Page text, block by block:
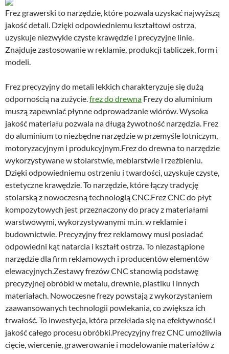
Frez grawerski to narzędzie, które pozwala uzyskać najwyższą
jakość detali. Dzięki odpowiedniemu kształtowi ostrza,
uzyskuje niezwykle czyste krawędzie i precyzyjne linie.
Znajduje zastosowanie w reklamie, produkcji tabliczek, form i
modeli.
Frez precyzyjny do metali lekkich charakteryzuje się dużą
odpornością na zużycie.frez do drewna Frezy do aluminium
muszą zapewniać płynne odprowadzanie wiórów. Wysoka
jakość materiału pozwala na długą żywotność narzędzia. Frez
do aluminium to niezbędne narzędzie w przemyśle lotniczym,
motoryzacyjnym i produkcyjnym.Frez do drewna to narzędzie
wykorzystywane w stolarstwie, meblarstwie i rzeźbieniu.
Dzięki odpowiedniemu ostrzeniu i twardości, uzyskuje czyste,
estetyczne krawędzie. To narzędzie, które łączy tradycję
stolarską z nowoczesną technologią CNC.Frez CNC do płyt
kompozytowych jest przeznaczony do pracy z materiałami
warstwowymi, wykorzystywanymi m.in. w reklamie i
budownictwie. Precyzyjny frez reklamowy musi posiadać
odpowiedni kąt natarcia i kształt ostrza. To niezastąpione
narzędzie dla firm reklamowych i producentów elementów
elewacyjnych.Zestawy frezów CNC stanowią podstawę
precyzyjnej obróbki w metalu, drewnie, plastiku i innych
materiałach. Nowoczesne frezy powstają z wykorzystaniem
zaawansowanych technologii powlekania, co zwiększa ich
trwałość. To inwestycja, która przekłada się na efektywność i
jakość całego procesu obróbki.Precyzyjny frez CNC umożliwia
cięcie, wiercenie, grawerowanie i modelowanie materiałów z